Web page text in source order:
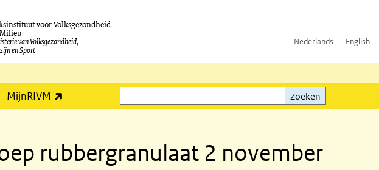
voor Volksgezondheid
van Volksgezondheid,
en Sport
Nederlands English
MijnRIVM
Zoeken
Zoeken
rubbergranulaat 2 november